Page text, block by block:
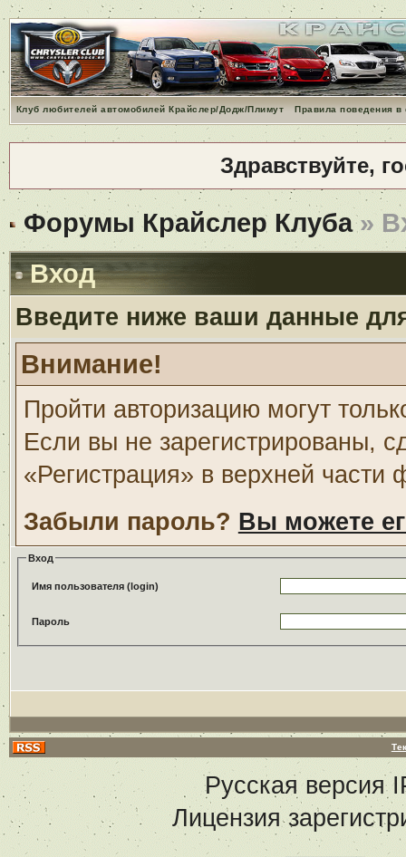
Клуб любителей автомобилей Крайслер/Додж/Плимут Правила поведения
Здравствуйте,
Форумы Крайслер Клуба»
Вход
Введите ниже ваши данные
Внимание!
Пройти авторизацию могут
Если вы не зарегистрированы,
«Регистрация» в верхней части
Забыли пароль? Вы можете
Вход
Имя пользователя (login)
Пароль
Русская версия
Лицензия